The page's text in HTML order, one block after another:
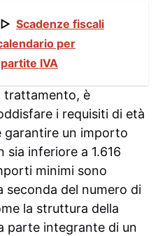
▷ Scadenze fiscali
per
IVA
trattamento, è
i requisiti di età
garantire un importo
sia inferiore a 1.616
minimi sono
seconda del numero di
la struttura della
parte integrante di un